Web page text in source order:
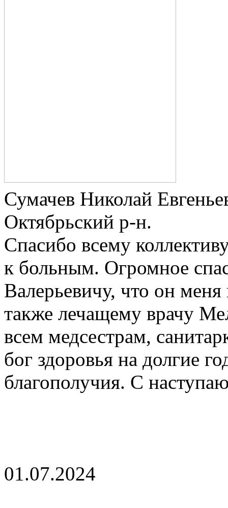
Сумачев Николай
Октябрьский р-н.
Спасибо всему
к больным. Огромное
Валерьевичу, что он
также лечащему врачу
всем медсестрам,
бог здоровья на долгие
благополучия. С
01.07.2024